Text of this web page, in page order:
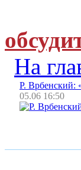
На
Р. Врбенский:
05.06 16:50